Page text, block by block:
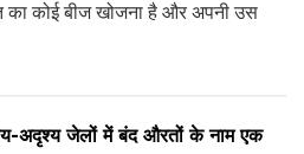
का कोई बीज खोजना है और अपनी उस
अदृश्य जेलों में बंद औरतों के नाम एक